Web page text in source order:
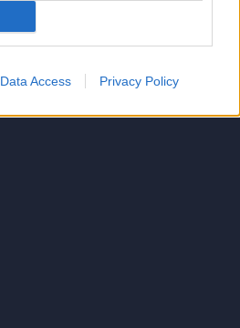
Data Access Privacy Policy